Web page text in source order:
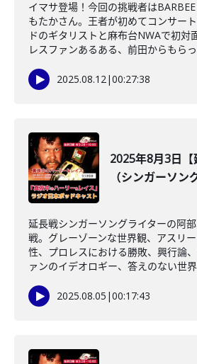
イマサ登場！今回の挑戦者は
もたかさん。王者が初めてコンサー
ドのギタリストと麻布台NWAで初対
レスファンあるある、前田からもら
2025.08.12|00:27:38
2025年8月3日
（シンガーソン
延長戦シンガーソングライターの阿
戦。グレーゾーンな世界観、アスリ
性、プロレスにおける勝敗、興行論
ァンのイデオロギー、答えのない世
2025.08.05 |00:17:43